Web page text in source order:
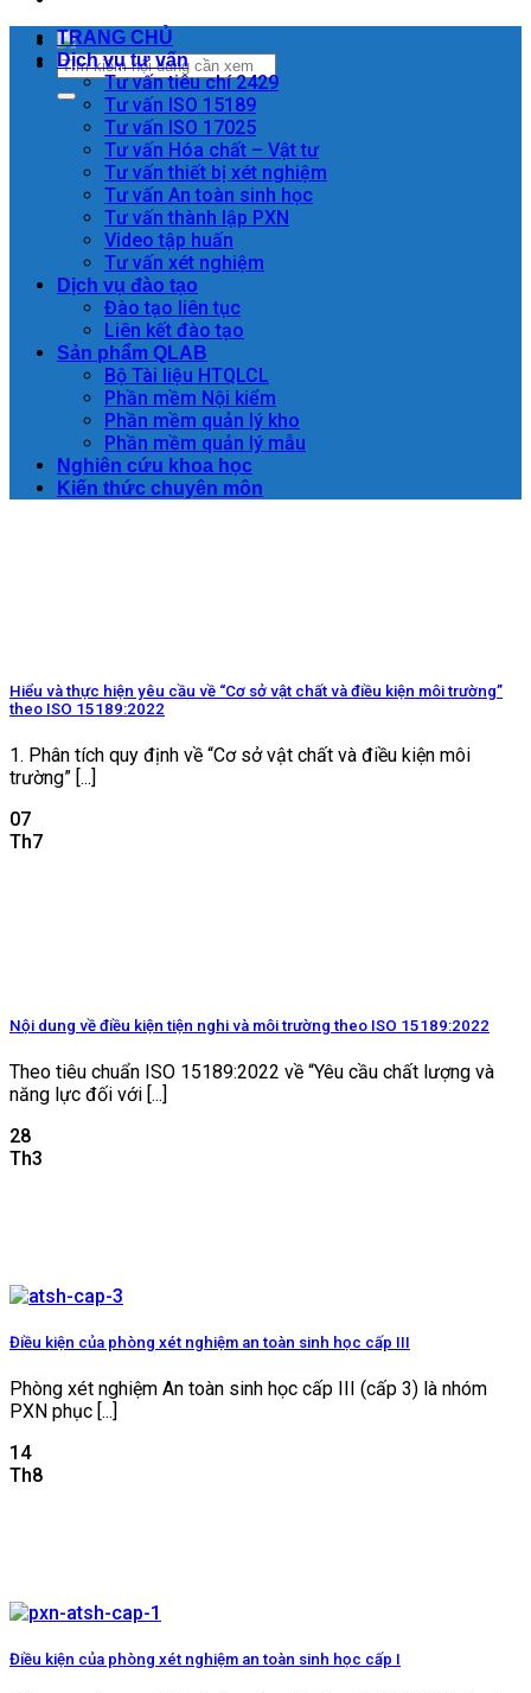
TRANG CHỦ
Dịch vụ tư vấn
Tư vấn tiêu chí 2429
Tư vấn ISO 15189
Tư vấn ISO 17025
Tư vấn Hóa chất – Vật tư
Tư vấn thiết bị xét nghiệm
Tư vấn An toàn sinh học
Tư vấn thành lập PXN
Video tập huấn
Tư vấn xét nghiệm
Dịch vụ đào tạo
Đào tạo liên tục
Liên kết đào tạo
Sản phẩm QLAB
Bộ Tài liệu HTQLCL
Phần mềm Nội kiểm
Phần mềm quản lý kho
Phần mềm quản lý mẫu
Nghiên cứu khoa học
Kiến thức chuyên môn
Hiểu và thực hiện yêu cầu về “Cơ sở vật chất và điều kiện môi trường”
theo ISO 15189:2022
1. Phân tích quy định về “Cơ sở vật chất và điều kiện môi
trường” [...]
07
Th7
Nội dung về điều kiện tiện nghi và môi trường theo ISO 15189:2022
Theo tiêu chuẩn ISO 15189:2022 về “Yêu cầu chất lượng và
năng lực đối với [...]
28
Th3
Điều kiện của phòng xét nghiệm an toàn sinh học cấp III
Phòng xét nghiệm An toàn sinh học cấp III (cấp 3) là nhóm
PXN phục [...]
14
Th8
Điều kiện của phòng xét nghiệm an toàn sinh học cấp I